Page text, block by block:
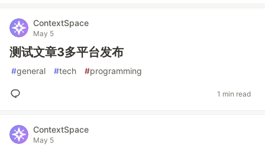
ContextSpace
May 5
测试文章3多平台发布
#general #tech #programming
1 min read
ContextSpace
May 5